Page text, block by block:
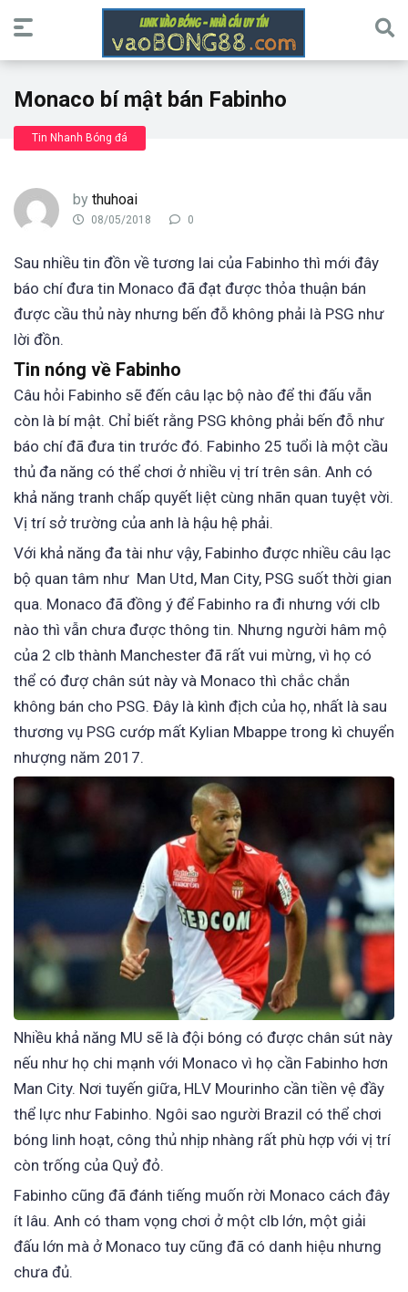
Monaco bí mật bán Fabinho
Tin Nhanh Bóng đá
by thuhoai
08/05/2018 0
Sau nhiều tin đồn về tương lai của Fabinho thì mới đây
báo chí đưa tin Monaco đã đạt được thỏa thuận bán
được cầu thủ này nhưng bến đỗ không phải là PSG như
lời đồn.
Tin nóng về Fabinho
Câu hỏi Fabinho sẽ đến câu lạc bộ nào để thi đấu vẫn
còn là bí mật. Chỉ biết rằng PSG không phải bến đỗ như
báo chí đã đưa tin trước đó. Fabinho 25 tuổi là một cầu
thủ đa năng có thể chơi ở nhiều vị trí trên sân. Anh có
khả năng tranh chấp quyết liệt cùng nhãn quan tuyệt vời.
Vị trí sở trường của anh là hậu hệ phải.
Với khả năng đa tài như vậy, Fabinho được nhiều câu lạc
bộ quan tâm như Man Utd, Man City, PSG suốt thời gian
qua. Monaco đã đồng ý để Fabinho ra đi nhưng với clb
nào thì vẫn chưa được thông tin. Nhưng người hâm mộ
của 2 clb thành Manchester đã rất vui mừng, vì họ có
thể có đượ chân sút này và Monaco thì chắc chắn
không bán cho PSG. Đây là kình địch của họ, nhất là sau
thương vụ PSG cướp mất Kylian Mbappe trong kì chuyển
nhượng năm 2017.
Nhiều khả năng MU sẽ là đội bóng có được chân sút này
nếu như họ chi mạnh với Monaco vì họ cần Fabinho hơn
Man City. Nơi tuyến giữa, HLV Mourinho cần tiền vệ đầy
thể lực như Fabinho. Ngôi sao người Brazil có thể chơi
bóng linh hoạt, công thủ nhịp nhàng rất phù hợp với vị trí
còn trống của Quỷ đỏ.
Fabinho cũng đã đánh tiếng muốn rời Monaco cách đây
ít lâu. Anh có tham vọng chơi ở một clb lớn, một giải
đấu lớn mà ở Monaco tuy cũng đã có danh hiệu nhưng
chưa đủ.